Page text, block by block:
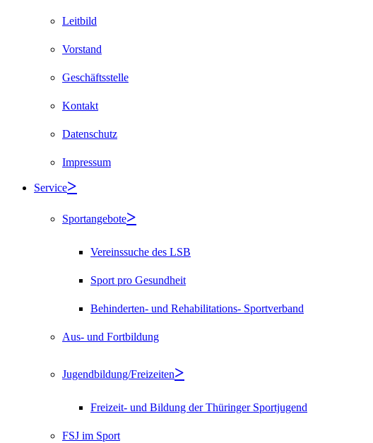
Leitbild
Vorstand
Geschäftsstelle
Kontakt
Datenschutz
Impressum
Service
Sportangebote
Vereinssuche des LSB
Sport pro Gesundheit
Behinderten- und Rehabilitations- Sportverband
Aus- und Fortbildung
Jugendbildung/Freizeiten
Freizeit- und Bildung der Thüringer Sportjugend
FSJ im Sport